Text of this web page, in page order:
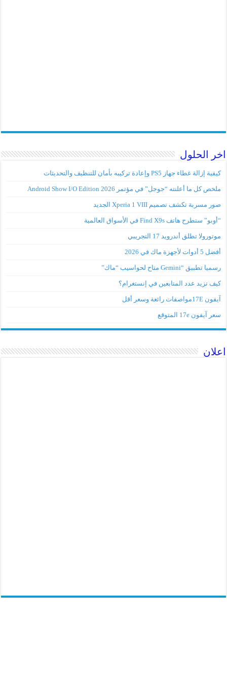
اخر الحلول
كيفية إزالة غطاء جهاز PS5 وإعادة تركيبه بأمان للتنظيف والتحديثات
ملخص كل ما أعلنته “جوجل” في مؤتمر Android Show I/O Edition 2026
صور مسربة تكشف تصميم Xperia 1 VIII الجديد
“أوبو” ستطرح هاتف Find X9s في الأسواق العالمية
موتورولا تطلق أندرويد 17 التجريبي
أفضل 5 أدوات لأجهزة ماك في 2026
رسميا تطبيق “Gemini متاح لحواسيب “ماك”
كيف تزيد عدد المتابعين في إنستغرام؟
آيفون 17Eمواصفات رائعة وسعر أقل
سعر آيفون 17e المتوقع
اعلان